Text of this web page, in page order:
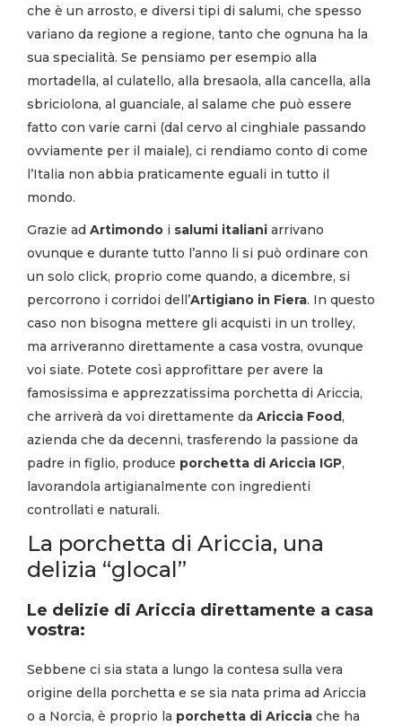
che è un arrosto, e diversi tipi di salumi, che spesso
variano da regione a regione, tanto che ognuna ha la
sua specialità. Se pensiamo per esempio alla
mortadella, al culatello, alla bresaola, alla cancella, alla
sbriciolona, al guanciale, al salame che può essere
fatto con varie carni (dal cervo al cinghiale passando
ovviamente per il maiale), ci rendiamo conto di come
l’Italia non abbia praticamente eguali in tutto il
mondo.
Grazie ad Artimondo i salumi italiani arrivano
ovunque e durante tutto l’anno li si può ordinare con
un solo click, proprio come quando, a dicembre, si
percorrono i corridoi dell’Artigiano in Fiera. In questo
caso non bisogna mettere gli acquisti in un trolley,
ma arriveranno direttamente a casa vostra, ovunque
voi siate. Potete così approfittare per avere la
famosissima e apprezzatissima porchetta di Ariccia,
che arriverà da voi direttamente da Ariccia Food,
azienda che da decenni, trasferendo la passione da
padre in figlio, produce porchetta di Ariccia IGP,
lavorandola artigianalmente con ingredienti
controllati e naturali.
La porchetta di Ariccia, una
delizia “glocal”
Le delizie di Ariccia direttamente a casa
vostra:
Sebbene ci sia stata a lungo la contesa sulla vera
origine della porchetta e se sia nata prima ad Ariccia
o a Norcia, è proprio la porchetta di Ariccia che ha